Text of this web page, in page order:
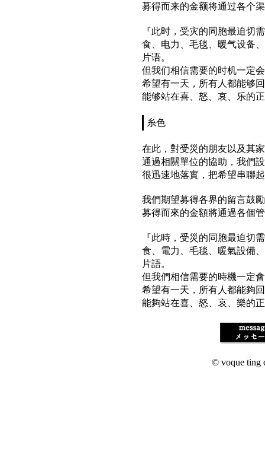
募得而来的金额将通过各个
『此时，受灾的同胞最迫切
食、电力、毛毯、暖气设备
片语。
但我们相信需要的时机一定
希望有一天，所有人都能够
能够站在喜、怒、哀、乐的
糸色
在此，對受災的朋友以及其
通過相關單位的協助，我們
很迅速地落實，把希望串聯
我們期望募得各界的留言鼓
募得而來的金額將通過各個
『此時，受災的同胞最迫切
食、電力、毛毯、暖氣設備
片語。
但我們相信需要的時機一定
希望有一天，所有人都能夠
能夠站在喜、怒、哀、樂的
© voque ting